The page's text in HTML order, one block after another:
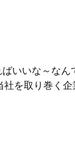
いいな～なん
を取り巻く